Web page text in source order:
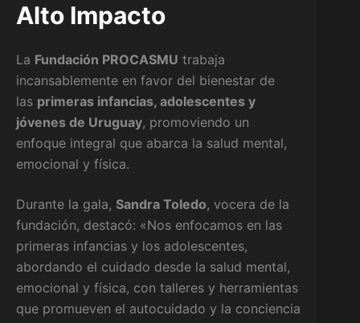
Alto Impacto
La Fundación PROCASMU trabaja
incansablemente en favor del bienestar de
las primeras infancias, adolescentes y
jóvenes de Uruguay, promoviendo un
enfoque integral que abarca la salud mental,
emocional y física.
Durante la gala, Sandra Toledo, vocera de la
fundación, destacó: «Nos enfocamos en las
primeras infancias y los adolescentes,
abordando el cuidado desde la salud mental,
emocional y física, con talleres y herramientas
que promueven el autocuidado y la conciencia